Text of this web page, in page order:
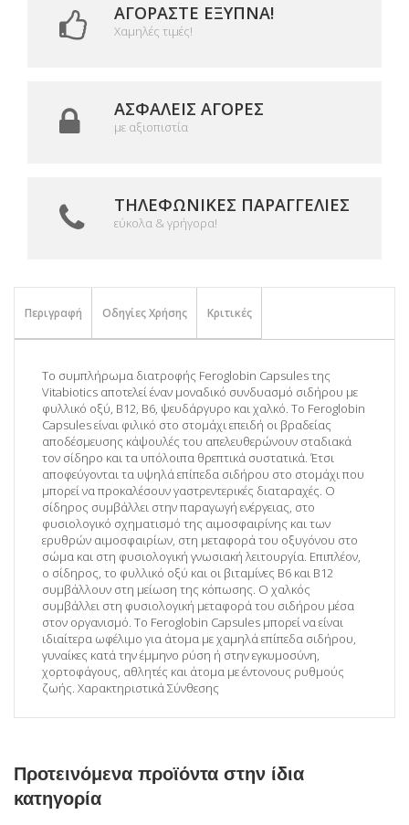
ΑΓΟΡΆΣΤΕ ΈΞΥΠΝΑ!
Χαμηλές τιμές!
ΑΣΦΑΛΕΊΣ ΑΓΟΡΈΣ
με αξιοπιστία
ΤΗΛΕΦΩΝΙΚΈΣ ΠΑΡΑΓΓΕΛΊΕΣ
εύκολα & γρήγορα!
Περιγραφή Οδηγίες Χρήσης Κριτικές
Το συμπλήρωμα διατροφής Feroglobin Capsules της
Vitabiotics αποτελεί έναν μοναδικό συνδυασμό σιδήρου με
φυλλικό οξύ, Β12, Β6, ψευδάργυρο και χαλκό. Το Feroglobin
Capsules είναι φιλικό στο στομάχι επειδή οι βραδείας
αποδέσμευσης κάψουλές του απελευθερώνουν σταδιακά
τον σίδηρο και τα υπόλοιπα θρεπτικά συστατικά. Έτσι
αποφεύγονται τα υψηλά επίπεδα σιδήρου στο στομάχι που
μπορεί να προκαλέσουν γαστρεντερικές διαταραχές. Ο
σίδηρος συμβάλλει στην παραγωγή ενέργειας, στο
φυσιολογικό σχηματισμό της αιμοσφαιρίνης και των
ερυθρών αιμοσφαιρίων, στη μεταφορά του οξυγόνου στο
σώμα και στη φυσιολογική γνωσιακή λειτουργία. Επιπλέον,
ο σίδηρος, το φυλλικό οξύ και οι βιταμίνες Β6 και Β12
συμβάλλουν στη μείωση της κόπωσης. Ο χαλκός
συμβάλλει στη φυσιολογική μεταφορά του σιδήρου μέσα
στον οργανισμό. Το Feroglobin Capsules μπορεί να είναι
ιδιαίτερα ωφέλιμο για άτομα με χαμηλά επίπεδα σιδήρου,
γυναίκες κατά την έμμηνο ρύση ή στην εγκυμοσύνη,
χορτοφάγους, αθλητές και άτομα με έντονους ρυθμούς
ζωής. Χαρακτηριστικά Σύνθεσης
Προτεινόμενα προϊόντα στην ίδια
κατηγορία